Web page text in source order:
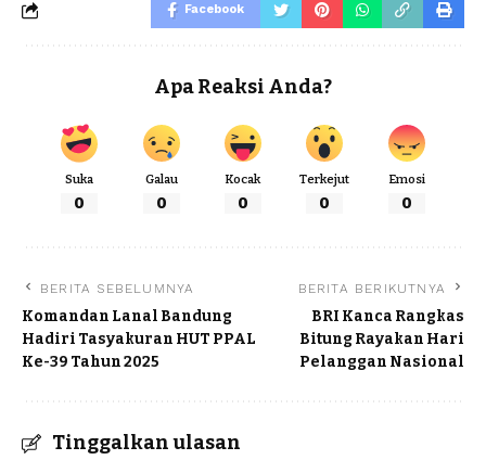
Facebook
Apa Reaksi Anda?
Suka
0
Galau
0
Kocak
0
Terkejut
0
Emosi
0
BERITA SEBELUMNYA
Komandan Lanal Bandung
Hadiri Tasyakuran HUT PPAL
Ke-39 Tahun 2025
BERITA BERIKUTNYA
BRI Kanca Rangkas
Bitung Rayakan Hari
Pelanggan Nasional
Tinggalkan ulasan